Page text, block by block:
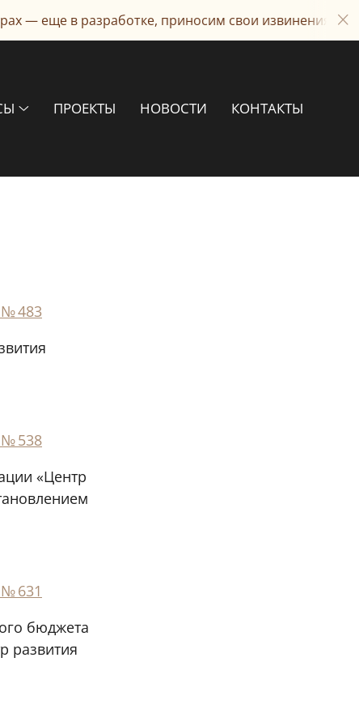
ПРОЕКТЫ НОВОСТИ КОНТАКТЫ
483
538
«Центр
631
бюджета
развития
— еще в разработке, приносим свои извинения